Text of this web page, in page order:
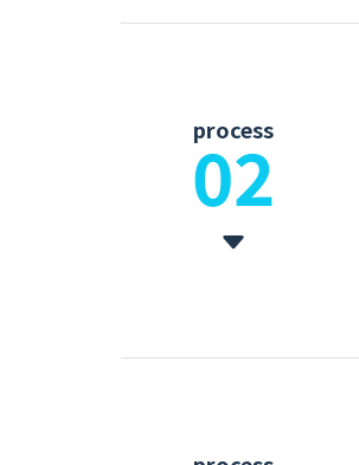
process
02